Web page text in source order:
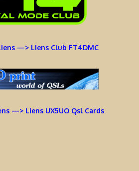
—> Liens Club FT4DMC
—> Liens UX5UO Qsl Cards